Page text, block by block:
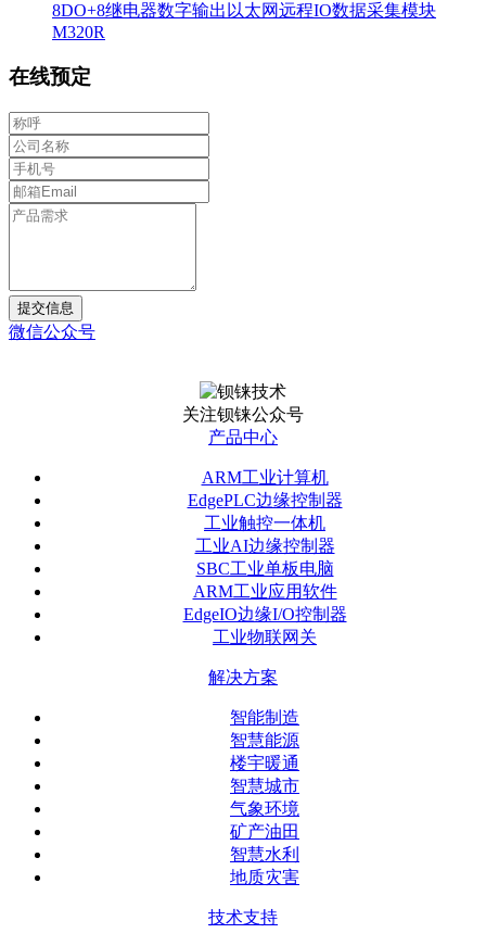
8DO+8继电器数字输出以太网远程IO数据采集模块
M320R
在线预定
提交信息
微信公众号
关注钡铼公众号
产品中心
ARM工业计算机
EdgePLC边缘控制器
工业触控一体机
工业AI边缘控制器
SBC工业单板电脑
ARM工业应用软件
EdgeIO边缘I/O控制器
工业物联网关
解决方案
智能制造
智慧能源
楼宇暖通
智慧城市
气象环境
矿产油田
智慧水利
地质灾害
技术支持